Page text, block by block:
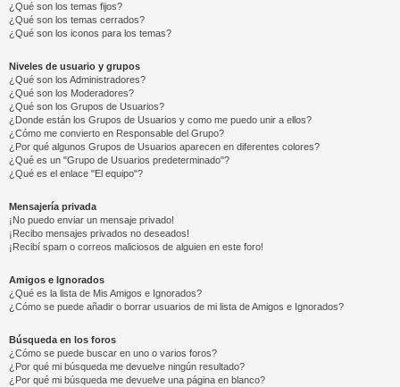
¿Qué son los temas fijos?
¿Qué son los temas cerrados?
¿Qué son los iconos para los temas?
Niveles de usuario y grupos
¿Qué son los Administradores?
¿Qué son los Moderadores?
¿Qué son los Grupos de Usuarios?
¿Donde están los Grupos de Usuarios y como me puedo unir a ellos?
¿Cómo me convierto en Responsable del Grupo?
¿Por qué algunos Grupos de Usuarios aparecen en diferentes colores?
¿Qué es un "Grupo de Usuarios predeterminado"?
¿Qué es el enlace "El equipo"?
Mensajería privada
¡No puedo enviar un mensaje privado!
¡Recibo mensajes privados no deseados!
¡Recibí spam o correos maliciosos de alguien en este foro!
Amigos e Ignorados
¿Qué es la lista de Mis Amigos e Ignorados?
¿Cómo se puede añadir o borrar usuarios de mi lista de Amigos e Ignorados?
Búsqueda en los foros
¿Cómo se puede buscar en uno o varios foros?
¿Por qué mi búsqueda me devuelve ningún resultado?
¿Por qué mi búsqueda me devuelve una página en blanco?